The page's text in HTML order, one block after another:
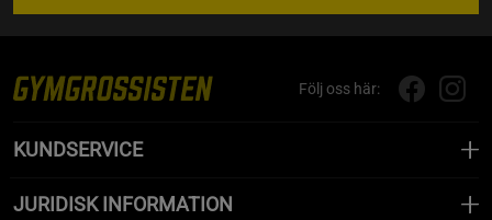
Följ oss här:
KUNDSERVICE
JURIDISK INFORMATION